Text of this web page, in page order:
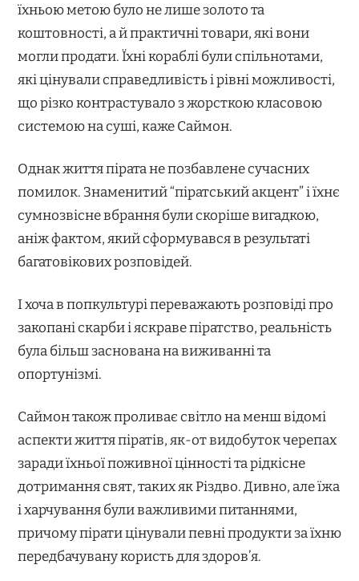
їхньою метою було не лише золото та
коштовності, а й практичні товари, які вони
могли продати. Їхні кораблі були спільнотами,
які цінували справедливість і рівні можливості,
що різко контрастувало з жорсткою класовою
системою на суші, каже Саймон.
Однак життя пірата не позбавлене сучасних
помилок. Знаменитий “піратський акцент” і їхнє
сумнозвісне вбрання були скоріше вигадкою,
аніж фактом, який сформувався в результаті
багатовікових розповідей.
І хоча в попкультурі переважають розповіді про
закопані скарби і яскраве піратство, реальність
була більш заснована на виживанні та
опортунізмі.
Саймон також проливає світло на менш відомі
аспекти життя піратів, як-от видобуток черепах
заради їхньої поживної цінності та рідкісне
дотримання свят, таких як Різдво. Дивно, але їжа
і харчування були важливими питаннями,
причому пірати цінували певні продукти за їхню
передбачувану користь для здоров’я.